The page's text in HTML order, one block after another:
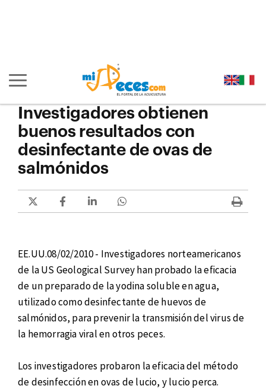
Mostrar/ocultar navegación principal
Investigadores obtienen
buenos resultados con
desinfectante de ovas de
salmónidos
EE.UU.08/02/2010 - Investigadores norteamericanos
de la US Geological Survey han probado la eficacia
de un preparado de la yodina soluble en agua,
utilizado como desinfectante de huevos de
salmónidos, para prevenir la transmisión del virus de
la hemorragia viral en otros peces.
Los investigadores probaron la eficacia del método
de desinfección en ovas de lucio, y lucio perca.